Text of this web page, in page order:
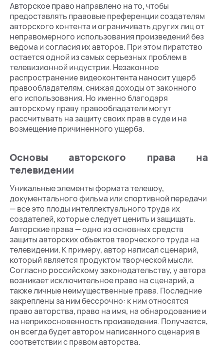
Авторское право направлено на то, чтобы
предоставлять правовые преференции создателям
авторского контента и ограничивать других лиц от
неправомерного использования произведений без
ведома и согласия их авторов. При этом пиратство
остается одной из самых серьезных проблем в
телевизионной индустрии. Незаконное
распространение видеоконтента наносит ущерб
правообладателям, снижая доходы от законного
его использования. Но именно благодаря
авторскому праву правообладатели могут
рассчитывать на защиту своих прав в суде и на
возмещение причиненного ущерба.
Основы авторского права на
телевидении
Уникальные элементы формата телешоу,
документального фильма или спортивной передачи
— все это плоды интеллектуального труда их
создателей, которые следует ценить и защищать.
Авторские права — одно из основных средств
защиты авторских объектов творческого труда на
телевидении. К примеру, автор написал сценарий,
который является продуктом творческой мысли.
Согласно российскому законодательству, у автора
возникает исключительное право на сценарий, а
также личные неимущественные права. Последние
закреплены за ним бессрочно: к ним относятся
право авторства, право на имя, на обнародование и
на неприкосновенность произведения. Получается,
он всегда будет автором написанного сценария в
соответствии с правом авторства.